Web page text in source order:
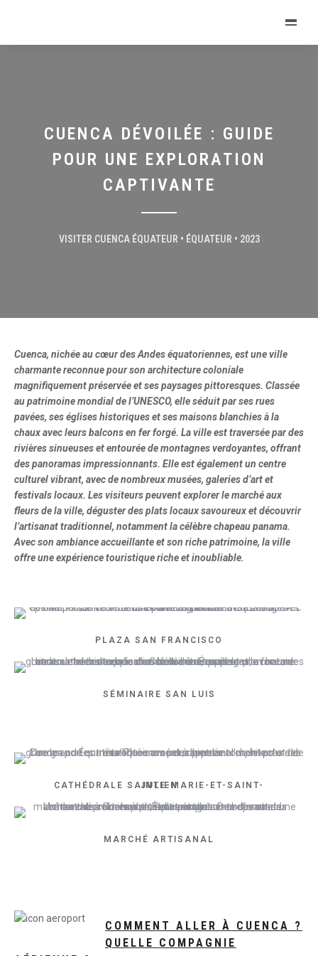
CUENCA DÉVOILÉE : GUIDE
POUR UNE EXPLORATION
CAPTIVANTE
VISITER CUENCA ÉQUATEUR • ÉQUATEUR • 2023
Cuenca, nichée au cœur des Andes équatoriennes, est une ville
charmante reconnue pour son architecture coloniale
magnifiquement préservée et ses paysages pittoresques. Classée
au patrimoine mondial de l’UNESCO, elle séduit par ses rues
pavées, ses églises historiques et ses maisons blanchies à la
chaux avec leurs balcons en fer forgé. La ville est traversée par des
rivières sinueuses et entourée de montagnes verdoyantes, offrant
des panoramas impressionnants. Elle est également un centre
culturel vibrant, avec de nombreux musées, galeries d’art et
festivals locaux. Les visiteurs peuvent explorer le marché aux
fleurs de la ville, déguster des plats locaux savoureux et découvrir
l’artisanat traditionnel, notamment la célèbre chapeau panama.
Avec son ambiance accueillante et son riche patrimoine, la ville
offre une expérience touristique riche et inoubliable.
PLAZA SAN FRANCISCO
SÉMINAIRE SAN LUIS
CATHÉDRALE SAINTE-MARIE-ET-SAINT-JULIEN
MARCHÉ ARTISANAL
COMMENT ALLER À CUENCA ?
QUELLE COMPAGNIE